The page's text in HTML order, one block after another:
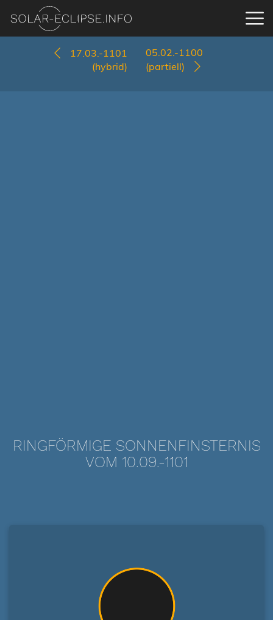
17.03.-1101
(hybrid)
05.02.-1100
(partiell)
RINGFÖRMIGE SONNENFINSTERNIS
VOM 10.09.-1101